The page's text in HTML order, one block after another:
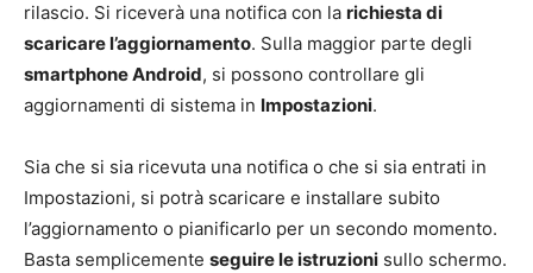
rilascio. Si riceverà una notifica con la richiesta di
scaricare l’aggiornamento. Sulla maggior parte degli
smartphone Android, si possono controllare gli
aggiornamenti di sistema in Impostazioni.
Sia che si sia ricevuta una notifica o che si sia entrati in
Impostazioni, si potrà scaricare e installare subito
l’aggiornamento o pianificarlo per un secondo momento.
Basta semplicemente seguire le istruzioni sullo schermo.